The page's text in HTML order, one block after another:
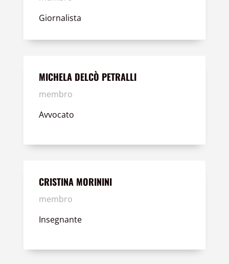
Giornalista
MICHELA DELCÒ PETRALLI
membro
Avvocato
CRISTINA MORININI
membro
Insegnante